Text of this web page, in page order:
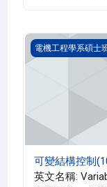
可變結構控制
電機工程學系碩士
可變結構控制
英文名稱: